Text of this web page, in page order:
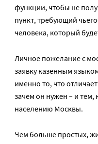
функции, чтобы не
пункт, требующий
человека, который
Личное пожелание с
заявку казенным
именно то, что
зачем он нужен – и тем,
населению Москвы.
Чем больше простых,